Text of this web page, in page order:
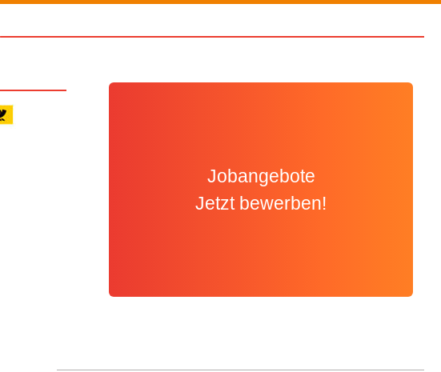
Jobangebote
Jetzt bewerben!